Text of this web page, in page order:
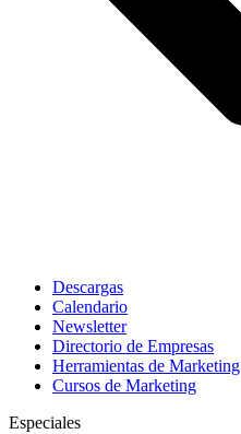
Descargas
Calendario
Newsletter
Directorio de Empresas
Herramientas de Marketing
Cursos de Marketing
Especiales